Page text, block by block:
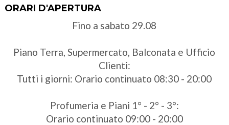
ORARI D'APERTURA
Fino a sabato 29.08
Piano Terra, Supermercato, Balconata e Ufficio
Clienti:
Tutti i giorni: Orario continuato 08:30 - 20:00
Profumeria e Piani 1° - 2° - 3°:
Orario continuato 09:00 - 20:00